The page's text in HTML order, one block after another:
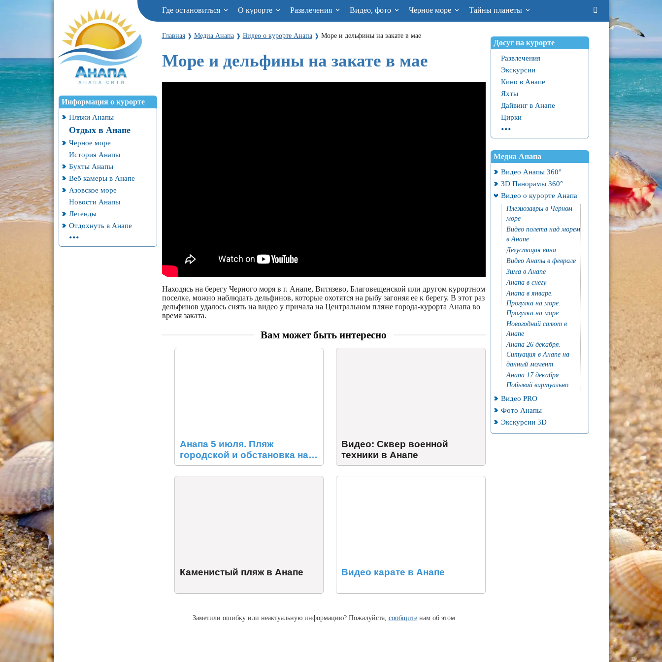
Где остановиться О курорте Развлечения Видео, фото Черное море Тайны планеты
Информация о курорте
Пляжи Анапы
Отдых в Анапе
Черное море
История Анапы
Бухты Анапы
Веб камеры в Анапе
Азовское море
Новости Анапы
Легенды
Отдохнуть в Анапе
...
Главная ❱ Медиа Анапа ❱ Видео о курорте Анапа ❱ Море и дельфины на закате в мае
Море и дельфины на закате в мае
Находясь на берегу Черного моря в г. Анапе, Витязево, Благовещенской или другом курортном
поселке, можно наблюдать дельфинов, которые охотятся на рыбу загоняя ее к берегу. В этот раз
дельфинов удалось снять на видео у причала на Центральном пляже города-курорта Анапа во
время заката.
Вам может быть интересно
Анапа 5 июля. Пляж
городской и обстановка на
дне моря
Видео: Сквер военной
техники в Анапе
Каменистый пляж в Анапе Видео карате в Анапе
Заметили ошибку или неактуальную информацию? Пожалуйста, сообщитенам об этом
Досуг на курорте
Развлечения
Экскурсии
Кино в Анапе
Яхты
Дайвинг в Анапе
Цирки
...
Медиа Анапа
Видео Анапы 360°
3D Панорамы 360°
Видео о курорте Анапа
Плезиозавры в Черном
море
Видео полета над морем
в Анапе
Дегустация вина
Видео Анапы в феврале
Зима в Анапе
Анапа в снегу
Анапа в январе.
Прогулка на море.
Прогулка на море
Новогодний салют в
Анапе
Анапа 26 декабря.
Ситуация в Анапе на
данный момент
Анапа 17 декабря.
Побывай виртуально
Видео PRO
Фото Анапы
Экскурсии 3D